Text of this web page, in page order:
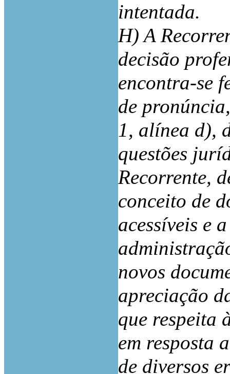
intentada.
H) A
decisão
encontra-se
de
1, alínea d),
questões
Recorrente,
conceito de
acessíveis e
novos
apreciação
que respeita
em resposta
de diversos